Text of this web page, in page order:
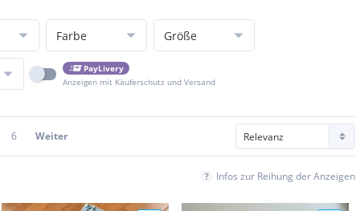
Farbe Größe
PayLivery
Anzeigen mit Käuferschutz und Versand
6 Weiter
Infos zur Reihung der Anzeigen